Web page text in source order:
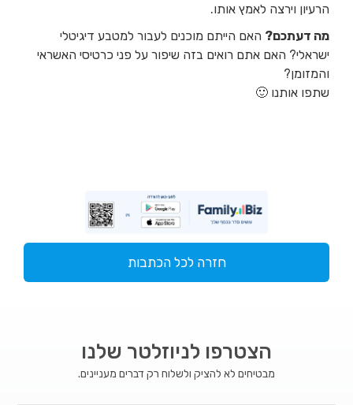
הרעיון וירצה לאמץ אותו.
מה דעתכם? האם הייתם מוכנים לעבור למטבע דיגיטלי
ישראלי? האם אתם רואים בזה שיפור על פני כרטיסי האשראי
והמזומן?
שתפו אותנו 🙂
חזרה לכל הכתבות
הצטרפו לניוזלטר שלנו
מבטיחים לא להציק ולשלוח רק דברים מעניינים.